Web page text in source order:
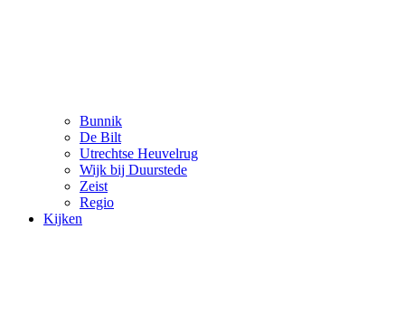
Bunnik
De Bilt
Utrechtse Heuvelrug
Wijk bij Duurstede
Zeist
Regio
Kijken